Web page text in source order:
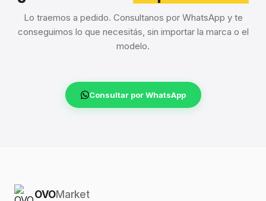
Lo traemos a pedido. Consultanos por WhatsApp y te
conseguimos lo que necesitás, sin importar la marca o el
modelo.
Consultar por WhatsApp
OVOMarket